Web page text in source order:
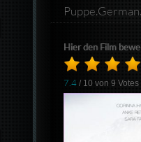
Hier den Film
7.4 / 10 von9 Votes